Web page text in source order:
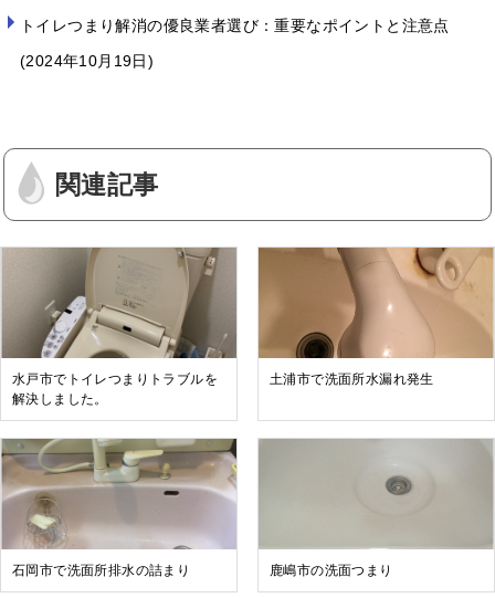
トイレつまり解消の優良業者選び：重要なポイントと注意点
2024年10月19日
関連記事
水戸市でトイレつまりトラブルを
解決しました。
土浦市で洗面所水漏れ発生
石岡市で洗面所排水の詰まり 鹿嶋市の洗面つまり